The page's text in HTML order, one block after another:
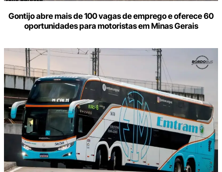
Gontijo abre mais de 100 vagas de emprego e oferece 60
oportunidades para motoristas em Minas Gerais